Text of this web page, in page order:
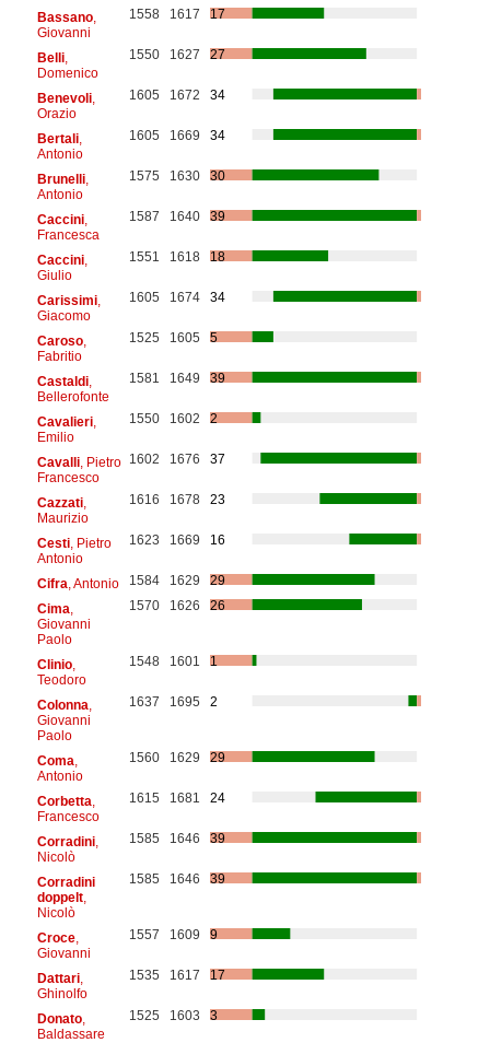
Bassano,
Giovanni
1558 1617 17
Belli,
Domenico
1550 1627 27
Benevoli,
Orazio
1605 1672 34
Bertali,
Antonio
1605 1669 34
Brunelli,
Antonio
1575 1630 30
Caccini,
Francesca
1587 1640 39
Caccini,
Giulio
1551 1618 18
Carissimi,
Giacomo
1605 1674 34
Caroso,
Fabritio
1525 1605 5
Castaldi,
Bellerofonte
1581 1649 39
Cavalieri,
Emilio
1550 1602 2
Cavalli, Pietro
Francesco
1602 1676 37
Cazzati,
Maurizio
1616 1678 23
Cesti, Pietro
Antonio
1623 1669 16
Cifra , Antonio 1584 1629
29
Cima
Giovanni
Paolo
1570 1626 26
Clinio,
Teodoro
1548 1601 1
Colonna
Giovanni
Paolo
1637 1695 2
Coma
Antonio
1560 1629 29
Corbetta
Francesco
1615 1681 24
Corradini,
Nicolò
1585 1646 39
Corradini
doppelt,
Nicolò
1585 1646 39
Croce,
Giovanni
1557 1609 9
Dattari,
Ghinolfo
1535 1617 17
Donato,
Baldassare
1525 1603 3